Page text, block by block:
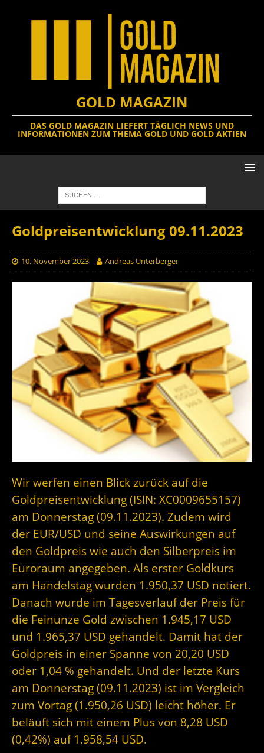
GOLD MAGAZIN
DAS GOLD MAGAZIN LIEFERT TÄGLICH NEWS UND
INFORMATIONEN ZUM THEMA GOLD UND GOLD AKTIEN
Goldpreisentwicklung 09.11.2023
10. November 2023 Andreas Unterberger
Wir werfen einen Blick zurück auf die
Goldpreisentwicklung (ISIN: XC0009655157)
am Donnerstag (09.11.2023). Zudem wird
der EUR/USD und seine Auswirkungen auf
den Goldpreis wie auch den Silberpreis im
Euroraum angegeben. Als erster Goldkurs
am Handelstag wurden 1.950,37 USD notiert.
Danach wurde im Tagesverlauf der Preis für
die Feinunze Gold zwischen 1.945,17 USD
und 1.965,37 USD gehandelt. Damit hat der
Goldpreis in einer Spanne von 20,20 USD
oder 1,04 % gehandelt. Und der letzte Kurs
am Donnerstag (09.11.2023) ist im Vergleich
zum Vortag (1.950,26 USD) leicht höher. Er
beläuft sich mit einem Plus von 8,28 USD
(0,42%) auf 1.958,54 USD.